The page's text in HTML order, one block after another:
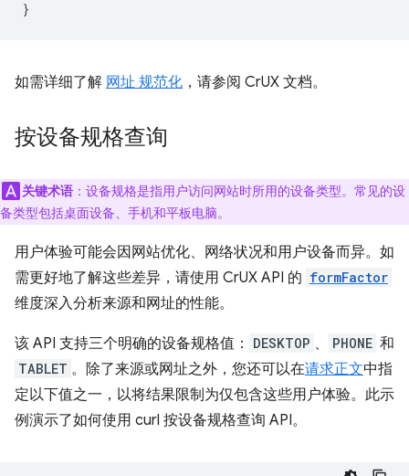
如需详细了解 网址 规范化 ，请参阅 CrUX 文档。
按设备规格查询
关键术语 ：设备规格是指用户访问网站时所用的设备类型。常见的设
备类型包括桌面设备、手机和平板电脑。
用户体验可能会因网站优化、网络状况和用户设备而异。如
需更好地了解这些差异，请使用 CrUX API 的 formFactor
维度深入分析来源和网址的性能。
该 API 支持三个明确的设备规格值： DESKTOP 、 PHONE 和
TABLET 。除了来源或网址之外，您还可以在请求正文中指
定以下值之一，以将结果限制为仅包含这些用户体验。此示
例演示了如何使用 curl 按设备规格查询 API。